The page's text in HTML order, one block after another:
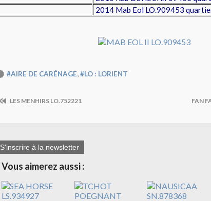
2014 Mab Eol LO.909453
#AIRE DE CARÉNAGE,#LO : LORIENT
LES MENHIRS LO.752221 FAN
S'inscrire à la newsletter
Vous aimerez aussi :